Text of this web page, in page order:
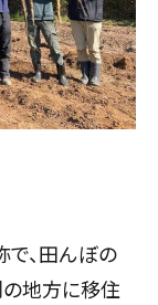
で、田んぼの
の地方に移住